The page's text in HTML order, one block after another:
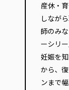
産休・
しなが
師のみ
ーシリー
妊娠を
から、
ンまで